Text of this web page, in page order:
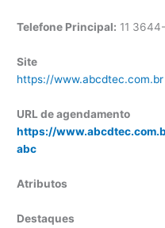
Telefone Principal: 11
Site
https://www.abcdtec.com.br
URL de agendamento
https://
abc
Atributos
Destaques